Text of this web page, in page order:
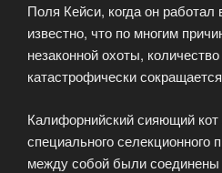
Поля Кейси, когда он
известно, что по многим
незаконной охоты,
катастрофически
Калифорнийский сияющий кот
специального селекционного
между собой были